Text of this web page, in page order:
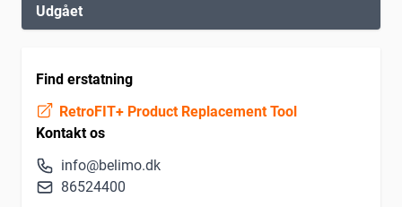
Udgået
Find erstatning
RetroFIT+ Product Replacement Tool
Kontakt os
info@belimo.dk
86524400